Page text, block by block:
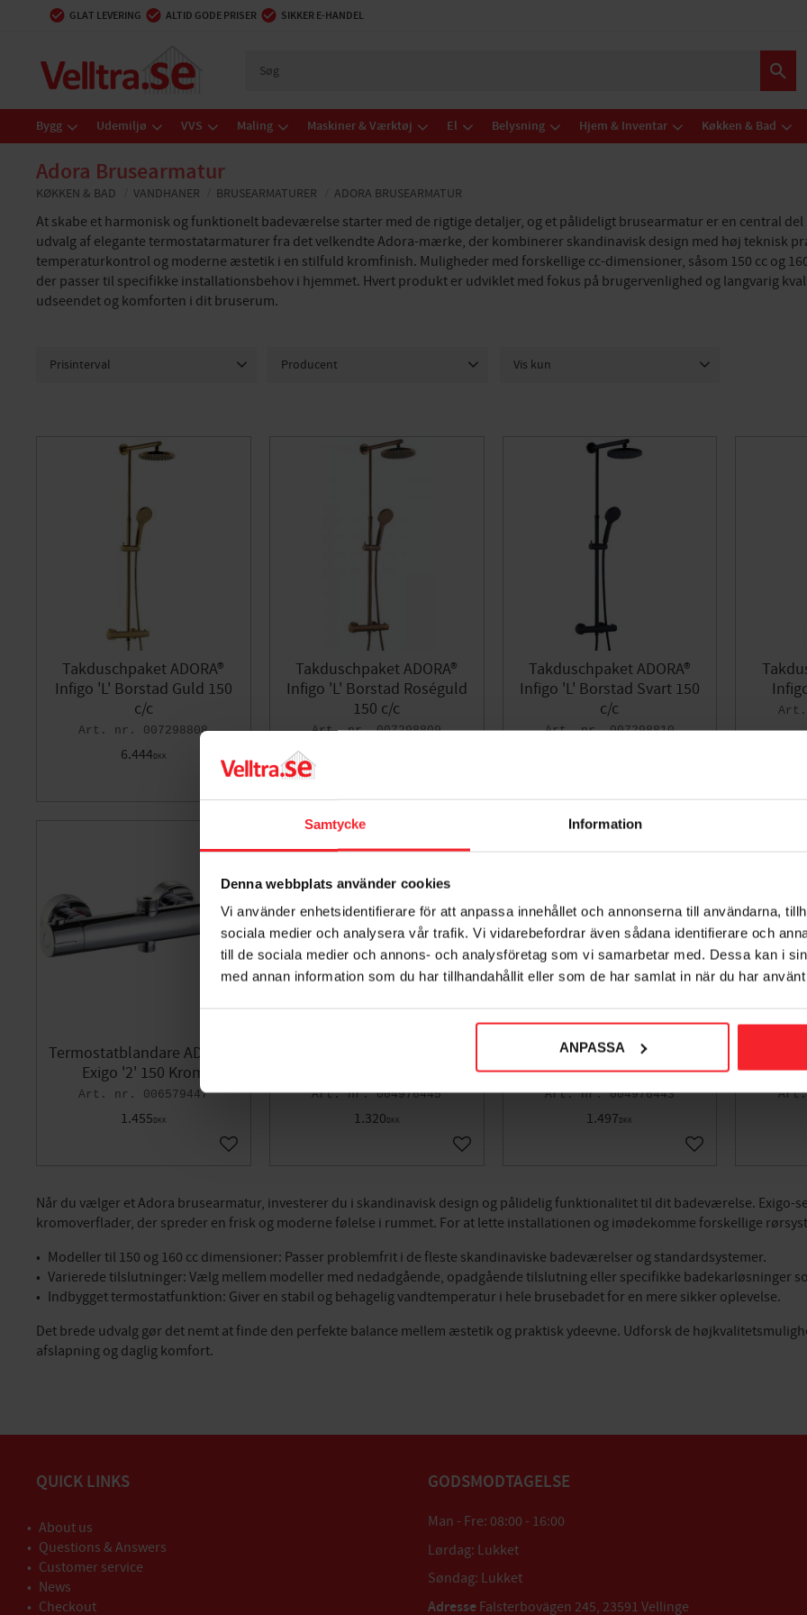
Samtycke Information
Denna webbplats använder cookies
Vi använder enhetsidentifierare för att anpassa innehållet och annonserna till användarna,
sociala medier och analysera vår trafik. Vi vidarebefordrar även sådana identifierare och
till de sociala medier och annons- och analysföretag som vi samarbetar med. Dessa kan i
med annan information som du har tillhandahållit eller som de har samlat in när du har
ANPASSA
GLAT LEVERING ALTID GODE PRISER SIKKER E-HANDEL
Bygg Udemiljø VVS Maling Maskiner & Værktøj El Belysning Hjem & Inventar Køkken & Bad
Adora Brusearmatur
KØKKEN & BAD VANDHANER BRUSEARMATURER ADORA BRUSEARMATUR
At skabe et harmonisk og funktionelt badeværelse starter med de rigtige detaljer, og et pålideligt brusearmatur er en central
udvalg af elegante termostatarmaturer fra det velkendte Adora-mærke, der kombinerer skandinavisk design med høj teknisk
temperaturkontrol og moderne æstetik i en stilfuld kromfinish. Muligheder med forskellige cc-dimensioner, såsom 150 cc og
der passer til specifikke installationsbehov i hjemmet. Hvert produkt er udviklet med fokus på brugervenlighed og langvarig
udseendet og komforten i dit bruserum.
Prisinterval Producent Vis kun
Takduschpaket ADORA®
Infigo 'L' Borstad Guld 150
c/c
007298808
6.444DKK
Takduschpaket ADORA®
Infigo 'L' Borstad Roséguld
150 c/c
007298809
Takduschpaket ADORA®
Infigo 'L' Borstad Svart 150
c/c
007298810
Termostatblandare ADORA®
Exigo '2' 150 Krom
006579447
1.455DKK
Gem som favorit
004976445
1.320DKK
Gem som favorit
Termostatblandare ADORA®
Exigo 150 Krom ansl ned
004976443
1.497DKK
Gem som favorit
Når du vælger et Adora brusearmatur, investerer du i skandinavisk design og pålidelig funktionalitet til dit badeværelse. Exigo-
kromoverflader, der spreder en frisk og moderne følelse i rummet. For at lette installationen og imødekomme forskellige
Modeller til 150 og 160 cc dimensioner: Passer problemfrit i de fleste skandinaviske badeværelser og standardsystemer.
Varierede tilslutninger: Vælg mellem modeller med nedadgående, opadgående tilslutning eller specifikke badekarløsninger
Indbygget termostatfunktion: Giver en stabil og behagelig vandtemperatur i hele brusebadet for en mere sikker oplevelse.
Det brede udvalg gør det nemt at finde den perfekte balance mellem æstetik og praktisk ydeevne. Udforsk de
afslapning og daglig komfort.
QUICK LINKS
About us
Questions & Answers
Customer service
News
Checkout
GODSMODTAGELSE
Man - Fre: 08:00 - 16:00
Lørdag: Lukket
Søndag: Lukket
AdresseFalsterbovägen 245, 23591 Vellinge